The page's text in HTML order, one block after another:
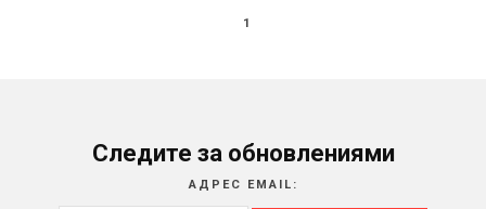
1
Следите за обновлениями
АДРЕС EMAIL: